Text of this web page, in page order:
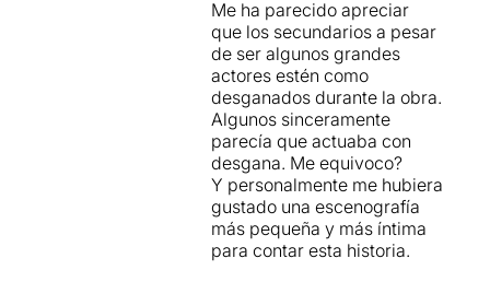
Me ha parecido apreciar
que los secundarios a pesar
de ser algunos grandes
actores estén como
desganados durante la obra.
Algunos sinceramente
parecía que actuaba con
desgana. Me equivoco?
Y personalmente me hubiera
gustado una escenografía
más pequeña y más íntima
para contar esta historia.